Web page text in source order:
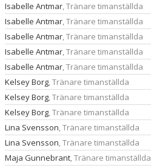
Isabelle Antmar, Tränare timanställda
Isabelle Antmar, Tränare timanställda
Isabelle Antmar, Tränare timanställda
Isabelle Antmar, Tränare timanställda
Isabelle Antmar, Tränare timanställda
Kelsey Borg, Tränare timanställda
Kelsey Borg, Tränare timanställda
Kelsey Borg, Tränare timanställda
Lina Svensson, Tränare timanställda
Lina Svensson, Tränare timanställda
Maja Gunnebrant, Tränare timanställda